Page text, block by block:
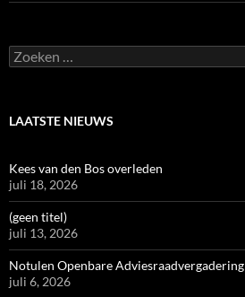
Zoeken
naar:
LAATSTE NIEUWS
Kees van den Bos overleden
juli 18, 2026
(geen titel)
juli 13, 2026
Notulen Openbare Adviesraadvergadering
juli 6, 2026